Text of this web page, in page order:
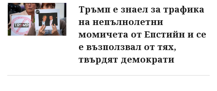
Тръмп е знаел за трафика
на непълнолетни
момичета от Епстийн и се
е възползвал от тях,
твърдят демократи